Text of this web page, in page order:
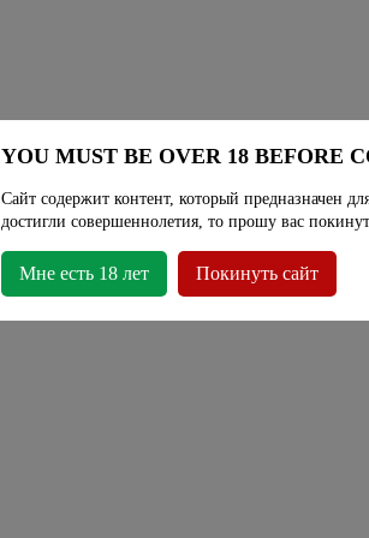
YOU MUST BE OVER 18 BEFORE
Сайт содержит контент, который предназначен
достигли совершеннолетия, то прошу вас
Мне есть 18 лет Покинуть сайт